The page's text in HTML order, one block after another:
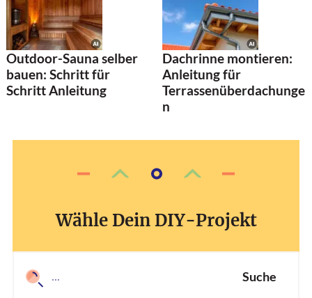
Outdoor-Sauna selber
bauen: Schritt für
Schritt Anleitung
Dachrinne montieren:
Anleitung für
Terrassenüberdachunge
n
Wähle Dein DIY-Projekt
Suche